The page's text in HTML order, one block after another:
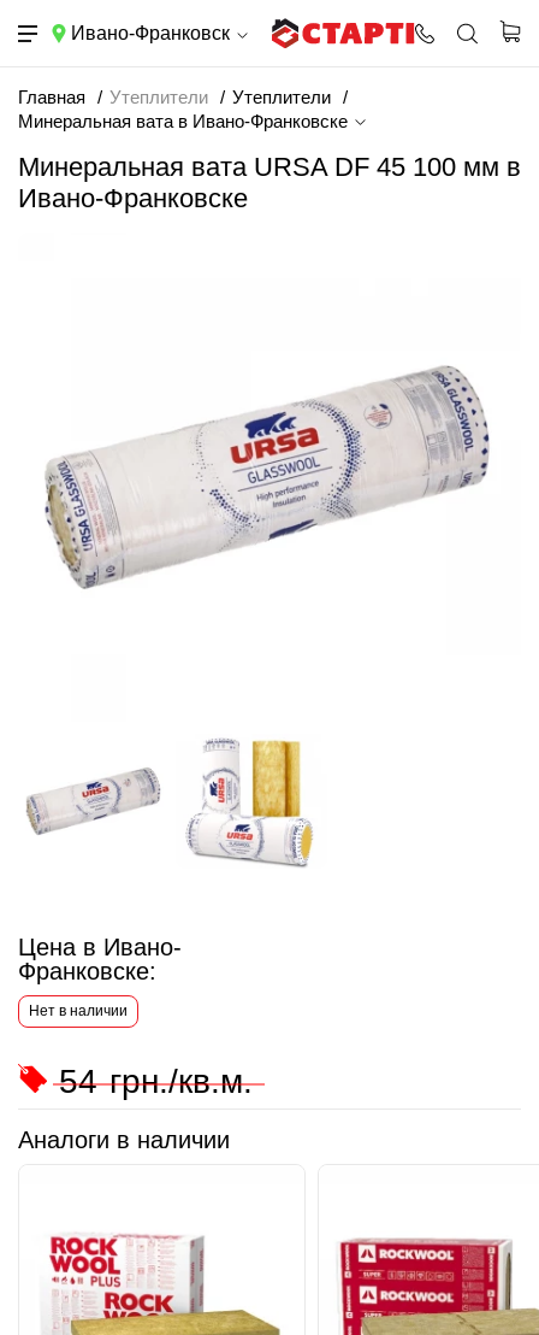
Ивано-Франковск
Главная Утеплители
Утеплители
Минеральная вата в Ивано-Франковске
Минеральная вата URSA DF 45 100 мм в
Ивано-Франковске
Цена в Ивано-
Франковске:
Нет в наличии
54 грн./кв.м.
Аналоги в наличии